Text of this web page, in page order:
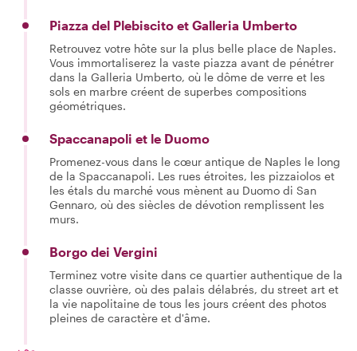
Piazza del Plebiscito et Galleria Umberto
Retrouvez votre hôte sur la plus belle place de Naples.
Vous immortaliserez la vaste piazza avant de pénétrer
dans la Galleria Umberto, où le dôme de verre et les
sols en marbre créent de superbes compositions
géométriques.
Spaccanapoli et le Duomo
Promenez-vous dans le cœur antique de Naples le long
de la Spaccanapoli. Les rues étroites, les pizzaiolos et
les étals du marché vous mènent au Duomo di San
Gennaro, où des siècles de dévotion remplissent les
murs.
Borgo dei Vergini
Terminez votre visite dans ce quartier authentique de la
classe ouvrière, où des palais délabrés, du street art et
la vie napolitaine de tous les jours créent des photos
pleines de caractère et d'âme.